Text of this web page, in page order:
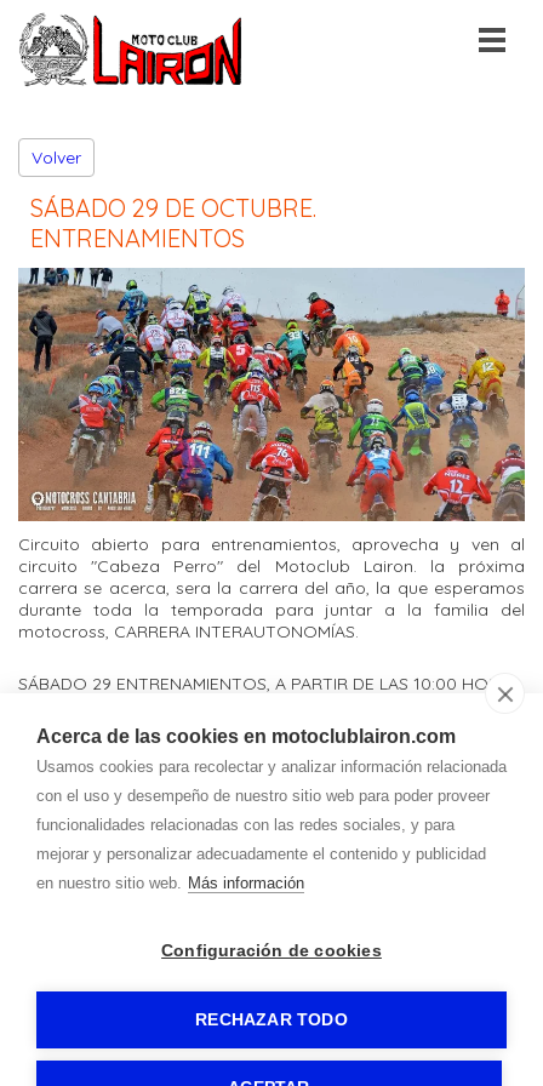
Acerca de las cookies en motoclublairon.com
Usamos cookies para recolectar y analizar información relacionada
con el uso y desempeño de nuestro sitio web para poder proveer
funcionalidades relacionadas con las redes sociales, y para
mejorar y personalizar adecuadamente el contenido y publicidad
en nuestro sitio web. Más información
Configuración de cookies
RECHAZAR TODO
Volver
SÁBADO 29 DE OCTUBRE.
ENTRENAMIENTOS
Circuito abierto para entrenamientos, aprovecha y ven al
circuito "Cabeza Perro" del Motoclub Lairon. la próxima
carrera se acerca, sera la carrera del año, la que esperamos
durante toda la temporada para juntar a la familia del
motocross, CARRERA INTERAUTONOMÍAS.
SÁBADO 29 ENTRENAMIENTOS, A PARTIR DE LAS 10:00 HORAS.
Contacto
Teléfono
637 540 020
630 881 625
Correo
lairon.motoclub@gmail.com
Dirección
Av. Valladolid, 12
San Esteban de Gormaz (Soria)